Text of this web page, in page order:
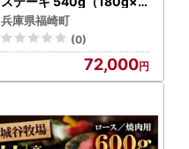
枚）国産牛 和牛 神戸ビー
フ バーベキュー BBQ 冷凍
兵庫県福崎町
(0)
72,000